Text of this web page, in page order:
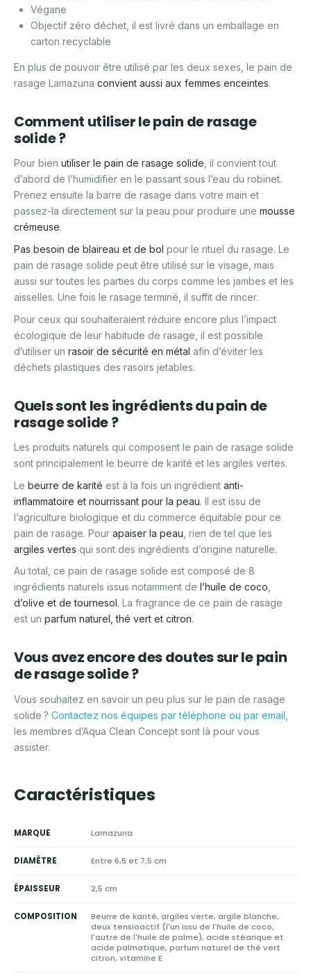
Végane
Objectif zéro déchet, il est livré dans un emballage en
carton recyclable
En plus de pouvoir être utilisé par les deux sexes, le pain de
rasage Lamazuna convient aussi aux femmes enceintes.
Comment utiliser le pain de rasage
solide ?
Pour bien utiliser le pain de rasage solide , il convient tout
d’abord de l’humidifier en le passant sous l’eau du robinet.
Prenez ensuite la barre de rasage dans votre main et
passez-la directement sur la peau pour produire une mousse
crémeuse.
Pas besoin de blaireau et de bol pour le rituel du rasage. Le
pain de rasage solide peut être utilisé sur le visage, mais
aussi sur toutes les parties du corps comme les jambes et les
aisselles. Une fois le rasage terminé, il suffit de rincer.
Pour ceux qui souhaiteraient réduire encore plus l’impact
écologique de leur habitude de rasage, il est possible
d’utiliser un rasoir de sécurité en métal afin d’éviter les
déchets plastiques des rasoirs jetables.
Quels sont les ingrédients du pain de
rasage solide ?
Les produits naturels qui composent le pain de rasage solide
sont principalement le beurre de karité et les argiles vertes.
Le beurre de karité est à la fois un ingrédient anti-
inflammatoire et nourrissant pour la peau. Il est issu de
l’agriculture biologique et du commerce équitable pour ce
pain de rasage. Pour apaiser la peau , rien de tel que les
argiles vertes qui sont des ingrédients d’origine naturelle.
Au total, ce pain de rasage solide est composé de 8
ingrédients naturels issus notamment de l’huile de coco
d’olive et de tournesol. La fragrance de ce pain de rasage
est un parfum naturel, thé vert et citron.
Vous avez encore des doutes sur le pain
de rasage solide ?
Vous souhaitez en savoir un peu plus sur le pain de rasage
solide ? Contactez nos équipes par téléphone ou par email
les membres d’Aqua Clean Concept sont là pour vous
assister.
Caractéristiques
MARQUE Lamazuna
DIAMÈTRE Entre 6,5 et 7,5 cm
ÉPAISSEUR 2,5 cm
COMPOSITION
Beurre de karité, argiles verte, argile blanche,
deux tensioactif (l'un issu de l'huile de coco,
l'autre de l'huile de palme), acide stéarique et
acide palmatique, parfum naturel de thé vert
citron, vitamine E